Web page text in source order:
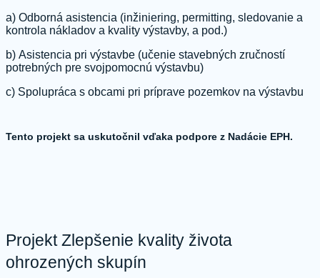
a) Odborná asistencia (inžiniering, permitting, sledovanie a
kontrola nákladov a kvality výstavby, a pod.)
b) Asistencia pri výstavbe (učenie stavebných zručností
potrebných pre svojpomocnú výstavbu)
c) Spolupráca s obcami pri príprave pozemkov na výstavbu
Tento projekt sa uskutočnil vďaka podpore z Nadácie EPH.
Projekt Zlepšenie kvality života
ohrozených skupín